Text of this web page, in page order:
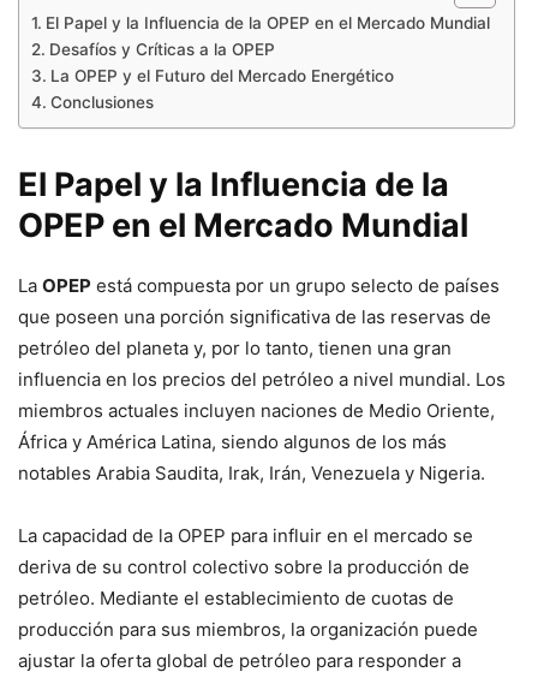
El Papel y la Influencia de la OPEP en el Mercado Mundial
Desafíos y Críticas a la OPEP
La OPEP y el Futuro del Mercado Energético
Conclusiones
El Papel y la Influencia de la
OPEP en el Mercado Mundial
La OPEP está compuesta por un grupo selecto de países
que poseen una porción significativa de las reservas de
petróleo del planeta y, por lo tanto, tienen una gran
influencia en los precios del petróleo a nivel mundial. Los
miembros actuales incluyen naciones de Medio Oriente,
África y América Latina, siendo algunos de los más
notables Arabia Saudita, Irak, Irán, Venezuela y Nigeria.
La capacidad de la OPEP para influir en el mercado se
deriva de su control colectivo sobre la producción de
petróleo. Mediante el establecimiento de cuotas de
producción para sus miembros, la organización puede
ajustar la oferta global de petróleo para responder a